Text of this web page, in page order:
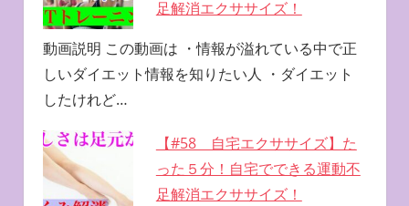
足解消エクササイズ！
動画説明 この動画は ・情報が溢れている中で正
しいダイエット情報を知りたい人 ・ダイエット
したけれど…
【#58 自宅エクササイズ】た
った５分！自宅でできる運動不
足解消エクササイズ！